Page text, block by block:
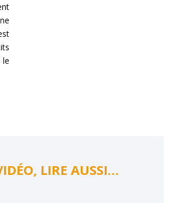
LIRE AUSSI…